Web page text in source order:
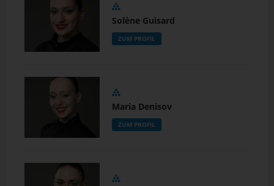
Solène Guisard
ZUM PROFIL
Maria Denisov
ZUM PROFIL